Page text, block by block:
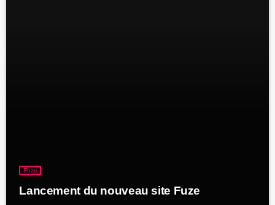
Fuze
Lancement du nouveau site Fuze